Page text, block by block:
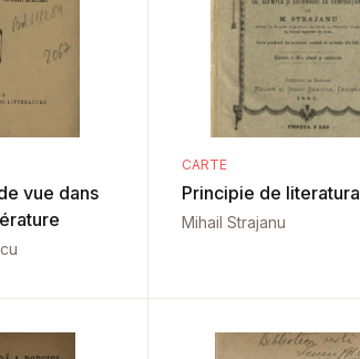
vue dans
CARTE
Principie de literatura
Mihail Strajanu